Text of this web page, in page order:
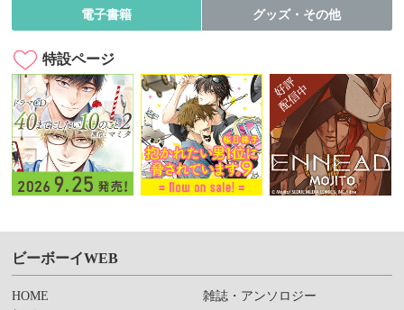
電子書籍 グッズ・その他
特設ページ
ビーボーイWEB
HOME
雑誌・アンソロジー